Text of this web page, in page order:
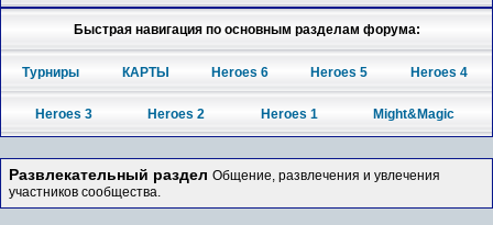
Быстрая навигация по основным разделам форума:
Турниры КАРТЫ Heroes 6 Heroes 5 Heroes 4
Heroes 3 Heroes 2 Heroes 1 Might&Magic
Развлекательный раздел Общение, развлечения и увлечения
участников сообщества.